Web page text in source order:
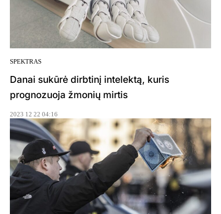
SPEKTRAS
Danai sukūrė dirbtinį intelektą, kuris
prognozuoja žmonių mirtis
2023 12 22 04:16